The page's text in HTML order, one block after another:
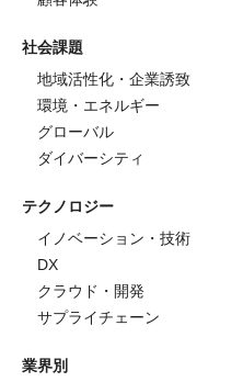
社会課題
地域活性化・企業誘致
環境・エネルギー
グローバル
ダイバーシティ
テクノロジー
イノベーション・技術
DX
クラウド・開発
サプライチェーン
業界別